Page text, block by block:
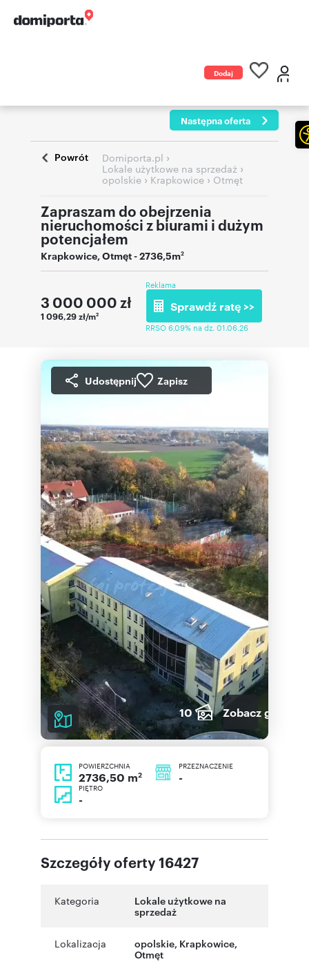
Dodaj
Następna oferta
Powrót Domiporta.pl ›
Lokale użytkowe na sprzedaż ›
opolskie › Krapkowice › Otmęt
Zapraszam do obejrzenia
nieruchomości z biurami i dużym
potencjałem
Krapkowice,Otmęt- 2736,5m2
3 000 000 zł
1 096,29 zł/m2
Reklama
Sprawdź ratę >>
RRSO 6,09% na dz. 01.06.26
Udostępnij Zapisz
10 Zobacz galerię
POWIERZCHNIA
2736,50 m2
PRZEZNACZENIE
-
PIĘTRO
-
Szczegóły oferty 16427
Kategoria
Lokale użytkowe na
sprzedaż
Lokalizacja opolskie, Krapkowice,
Otmęt